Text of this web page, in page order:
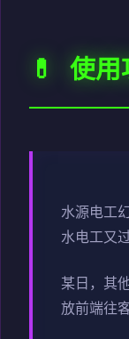
💊 使用
水源电工
水电工又
某日，其
放前端往